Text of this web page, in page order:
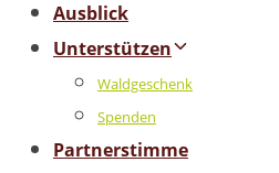
Ausblick
Unterstützen
Waldgeschenk
Spenden
Partnerstimme